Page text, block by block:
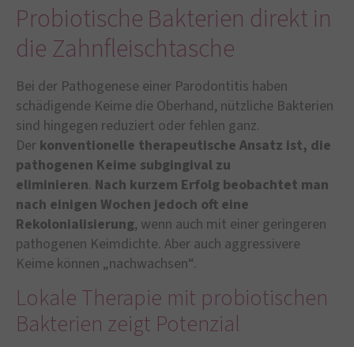
Probiotische Bakterien direkt in
die Zahnfleischtasche
Bei der Pathogenese einer Parodontitis haben
schädigende Keime die Oberhand, nützliche Bakterien
sind hingegen reduziert oder fehlen ganz.
Der konventionelle therapeutische Ansatz ist, die
pathogenen Keime subgingival zu
eliminieren. Nach kurzem Erfolg beobachtet man
nach einigen Wochen jedoch oft eine
Rekolonialisierung, wenn auch mit einer geringeren
pathogenen Keimdichte. Aber auch aggressivere
Keime können „nachwachsen“.
Lokale Therapie mit probiotischen
Bakterien zeigt Potenzial